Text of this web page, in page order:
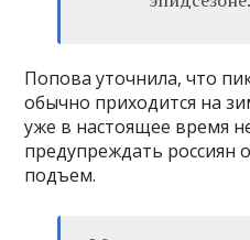
Попова уточнила, что
обычно приходится на
уже в настоящее время
предупреждать россиян
подъем.